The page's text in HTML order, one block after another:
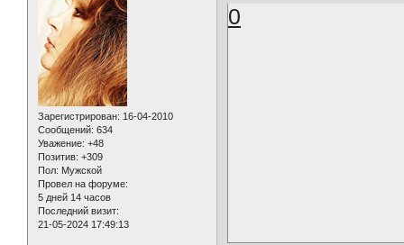
Зарегистрирован: 16-04-2010
Сообщений: 634
Уважение: +48
Позитив: +309
Пол: Мужской
Провел на форуме:
5 дней 14 часов
Последний визит:
21-05-2024 17:49:13
0